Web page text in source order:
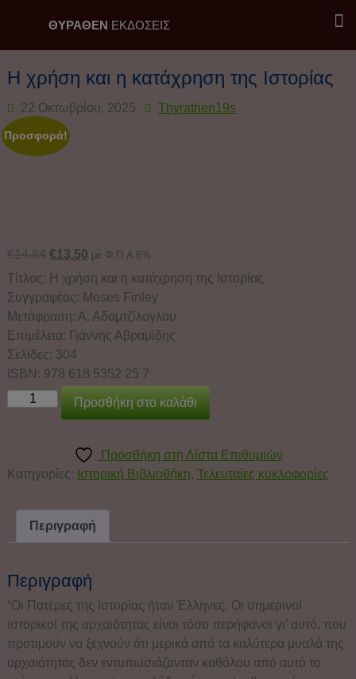
ΘΥΡΑΘΕΝ ΕΚΔΟΣΕΙΣ
Η χρήση και η κατάχρηση της Ιστορίας
22 Οκτωβρίου, 2025 Thyrathen19s
Προσφορά!
€14.84 €13.50 με Φ.Π.Α 6%.
Τίτλος: Η χρήση και η κατάχρηση της Ιστορίας
Συγγραφέας: Moses Finley
Μετάφραση: Α. Αδαμτζίλογλου
Επιμέλεια: Γιάννης Αβραμίδης
Σελίδες: 304
ISBN: 978 618 5352 25 7
Προσθήκη στο καλάθι
Προσθήκη στη Λίστα Επιθυμιών
Κατηγορίες: Ιστορική Βιβλιοθήκη, Τελευταίες κυκλοφορίες
Περιγραφή
Περιγραφή
“Οι Πατέρες της Ιστορίας ήταν Έλληνες. Οι σημερινοί
ιστορικοί της αρχαιότητας είναι τόσο περήφανοι γι’ αυτό, που
προτιμούν να ξεχνούν ότι μερικά από τα καλύτερα μυαλά της
αρχαιότητας δεν εντυπωσιάζονταν καθόλου από αυτό το